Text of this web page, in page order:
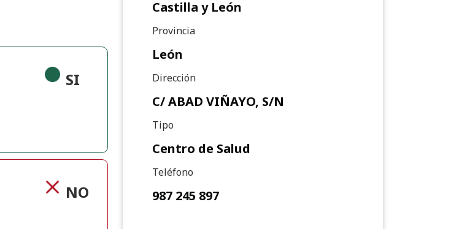
SI
NO
Castilla y León
Provincia
León
Dirección
C/ ABAD VIÑAYO, S/N
Tipo
Centro de Salud
Teléfono
987 245 897